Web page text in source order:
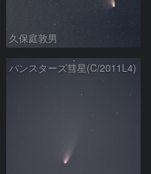
久保庭敦男
パンスターズ彗星(C/2011L4)